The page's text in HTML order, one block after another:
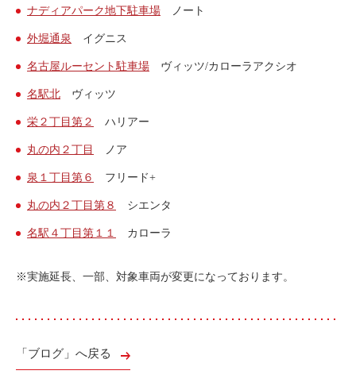
ナディアパーク地下駐車場 ノート
外堀通泉 イグニス
名古屋ルーセント駐車場 ヴィッツ/カローラアクシオ
名駅北 ヴィッツ
栄２丁目第２ ハリアー
丸の内２丁目 ノア
泉１丁目第６ フリード+
丸の内２丁目第８ シエンタ
名駅４丁目第１１ カローラ
※実施延長、一部、対象車両が変更になっております。
「ブログ」へ戻る